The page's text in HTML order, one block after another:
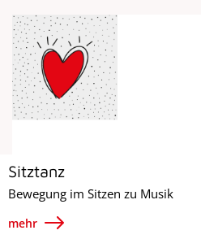
Sitztanz
Bewegung im Sitzen zu Musik
mehr